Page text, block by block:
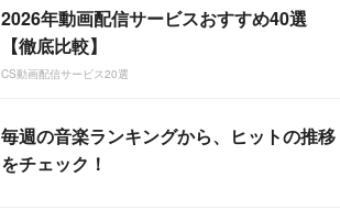
2026年動画配信サービスおすすめ40選
【徹底比較】
CS動画配信サービス20選
毎週の音楽ランキングから、ヒットの推移
をチェック！